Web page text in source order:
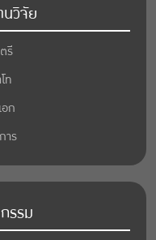
วิจัย
รี
ท
ก
าร
รรม